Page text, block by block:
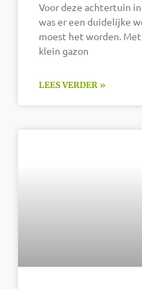
Voor deze achtertuin
was er een duidelijke
moest het worden.
klein gazon
LEES VERDER »